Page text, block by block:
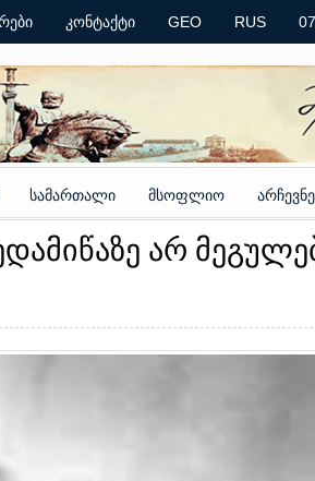
კონტაქტი GEO RUS
სამართალი მსოფლიო
არ